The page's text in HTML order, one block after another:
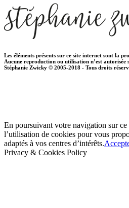
Les éléments présents sur ce site internet sont la
Aucune reproduction ou utilisation n’est autorisée
Stéphanie Zwicky © 2005-2018 - Tous droits
En poursuivant votre navigation sur ce
l’utilisation de cookies pour vous
adaptés à vos centres d’intérêts.
Privacy & Cookies Policy